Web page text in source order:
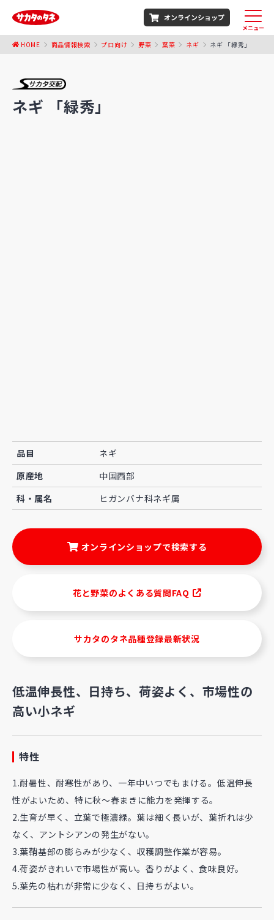
オンラインショップ
メニュー
HOME 商品情報検索 プロ向け 野菜 葉菜 ネギ ネギ 「緑秀」
ネギ 「緑秀」
品目
ネギ
原産地
中国西部
科・属名
ヒガンバナ科ネギ属
オンラインショップで検索する
花と野菜のよくある質問FAQ
サカタのタネ品種登録最新状況
低温伸長性、日持ち、荷姿よく、市場性の
高い小ネギ
特性
1.耐暑性、耐寒性があり、一年中いつでもまける。低温伸長
性がよいため、特に秋〜春まきに能力を発揮する。
2.生育が早く、立葉で極濃緑。葉は細く長いが、葉折れは少
なく、アントシアンの発生がない。
3.葉鞘基部の膨らみが少なく、収穫調整作業が容易。
4.荷姿がきれいで市場性が高い。香りがよく、食味良好。
5.葉先の枯れが非常に少なく、日持ちがよい。